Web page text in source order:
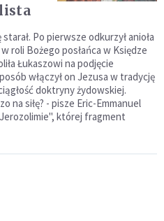
Po pierwsze odkurzył anioła
roli Bożego posłańca w Księdze
Łukaszowi na podjęcie
włączył on Jezusa w tradycję
doktryny żydowskiej.
na siłę? - pisze Eric-Emmanuel
której fragment